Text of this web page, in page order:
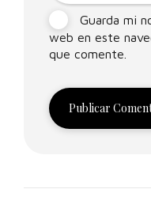
Guarda mi
web en este
que comente.
Publicar